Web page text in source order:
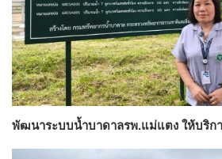
พัฒนาระบบน้ำบาดาลรพ.แม่แตง ให้บริก